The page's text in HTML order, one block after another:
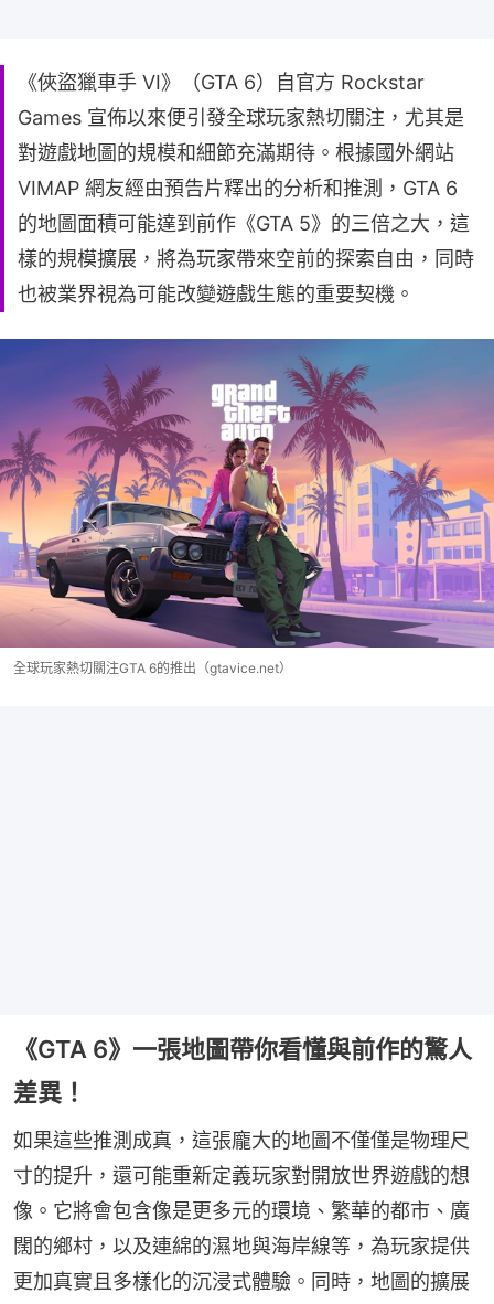
《俠盜獵車手 VI》（GTA 6）自官方 Rockstar
Games 宣佈以來便引發全球玩家熱切關注，尤其是
對遊戲地圖的規模和細節充滿期待。根據國外網站
VIMAP 網友經由預告片釋出的分析和推測，GTA 6
的地圖面積可能達到前作《GTA 5》的三倍之大，這
樣的規模擴展，將為玩家帶來空前的探索自由，同時
也被業界視為可能改變遊戲生態的重要契機。
全球玩家熱切關注GTA 6的推出（gtavice.net）
《GTA 6》一張地圖帶你看懂與前作的驚人
差異！
如果這些推測成真，這張龐大的地圖不僅僅是物理尺
寸的提升，還可能重新定義玩家對開放世界遊戲的想
像。它將會包含像是更多元的環境、繁華的都市、廣
闊的鄉村，以及連綿的濕地與海岸線等，為玩家提供
更加真實且多樣化的沉浸式體驗。同時，地圖的擴展